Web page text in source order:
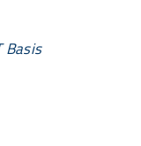
Basis